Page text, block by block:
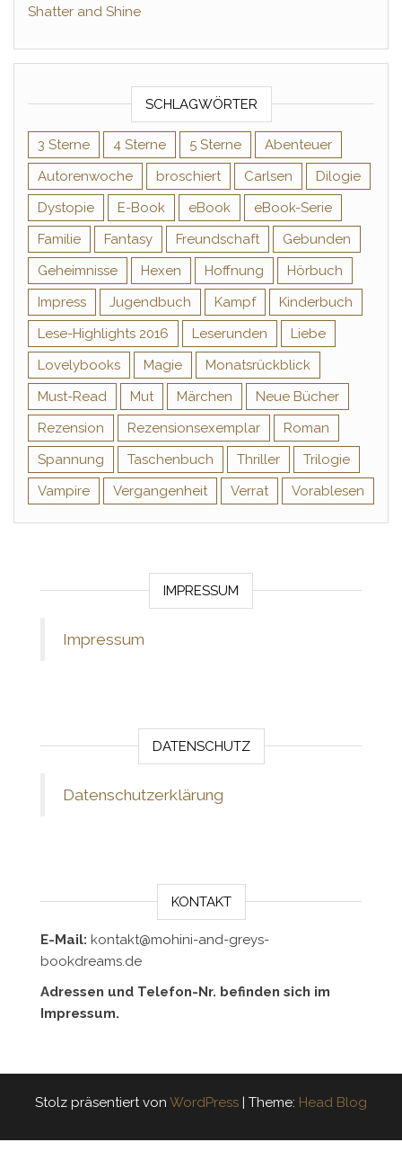
Shatter and Shine
SCHLAGWÖRTER
3 Sterne 4 Sterne 5 Sterne
Abenteuer
Autorenwoche
broschiert Carlsen
Dilogie
Dystopie
E-Book eBook
eBook-Serie
Familie
Fantasy Freundschaft
Gebunden
Geheimnisse
Hexen Hoffnung
Hörbuch
Impress
Jugendbuch Kampf
Kinderbuch
Lese-Highlights 2016
Leserunden
Liebe
Lovelybooks
Magie
Monatsrückblick
Must-Read
Mut Märchen
Neue Bücher
Rezension
Rezensionsexemplar
Roman
Spannung
Taschenbuch Thriller
Trilogie
Vampire
Vergangenheit Verrat Vorablesen
IMPRESSUM
Impressum
DATENSCHUTZ
Datenschutzerklärung
KONTAKT
E-Mail: kontakt@mohini-and-greys-
bookdreams.de
Adressen und Telefon-Nr. befinden sich im
Impressum.
Stolz präsentiert von WordPress | Theme: Head Blog